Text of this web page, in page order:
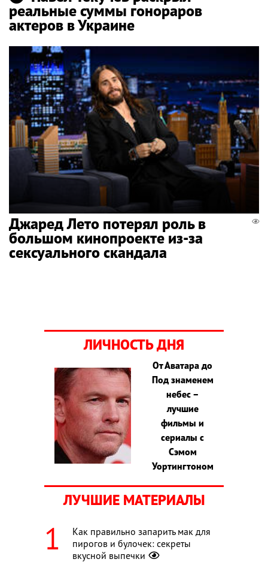
реальные суммы гонораров
актеров в Украине
Джаред Лето потерял роль в
большом кинопроекте из-за
сексуального скандала
ЛИЧНОСТЬ ДНЯ
От Аватара до
Под знаменем
небес –
лучшие
фильмы и
сериалы с
Сэмом
Уортингтоном
ЛУЧШИЕ МАТЕРИАЛЫ
Как правильно запарить мак для
пирогов и булочек: секреты
вкусной выпечки